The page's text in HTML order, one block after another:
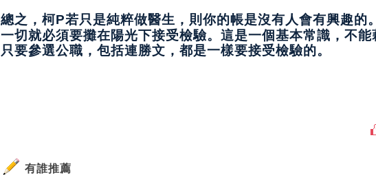
總之，柯P若只是純粹做醫生，則你的帳是沒有人會有興趣的
一切就必須要攤在陽光下接受檢驗。這是一個基本常識，不
只要參選公職，包括連勝文，都是一樣要接受檢驗的。
有誰推薦